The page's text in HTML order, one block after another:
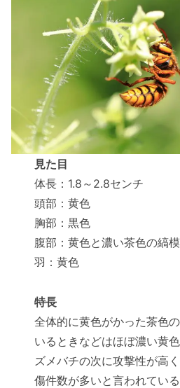
見た目
体長：1.8～2.8センチ
頭部：黄色
胸部：黒色
腹部：黄色と濃い茶色の縞
羽：黄色
特長
全体的に黄色がかった茶色
いるときなどはほぼ濃い黄
ズメバチの次に攻撃性が高
傷件数が多いと言われている